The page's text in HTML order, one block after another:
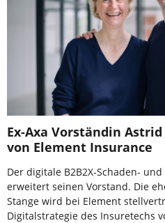
Ex-Axa Vorständin Astrid
von Element Insurance
Der digitale B2B2X-Schaden-
erweitert seinen Vorstand. Die
Stange wird bei Element
Digitalstrategie des Insuretechs